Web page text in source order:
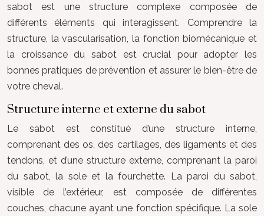
sabot est une structure complexe composée de
différents éléments qui interagissent. Comprendre la
structure, la vascularisation, la fonction biomécanique et
la croissance du sabot est crucial pour adopter les
bonnes pratiques de prévention et assurer le bien-être de
votre cheval.
Structure interne et externe du sabot
Le sabot est constitué d’une structure interne,
comprenant des os, des cartilages, des ligaments et des
tendons, et d’une structure externe, comprenant la paroi
du sabot, la sole et la fourchette. La paroi du sabot,
visible de l’extérieur, est composée de différentes
couches, chacune ayant une fonction spécifique. La sole